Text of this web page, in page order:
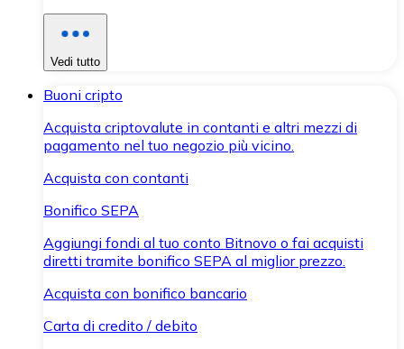
Vedi tutto
Buoni cripto
Acquista criptovalute in contanti e altri mezzi di
pagamento nel tuo negozio più vicino.
Acquista con contanti
Bonifico SEPA
Aggiungi fondi al tuo conto Bitnovo o fai acquisti
diretti tramite bonifico SEPA al miglior prezzo.
Acquista con bonifico bancario
Carta di credito / debito